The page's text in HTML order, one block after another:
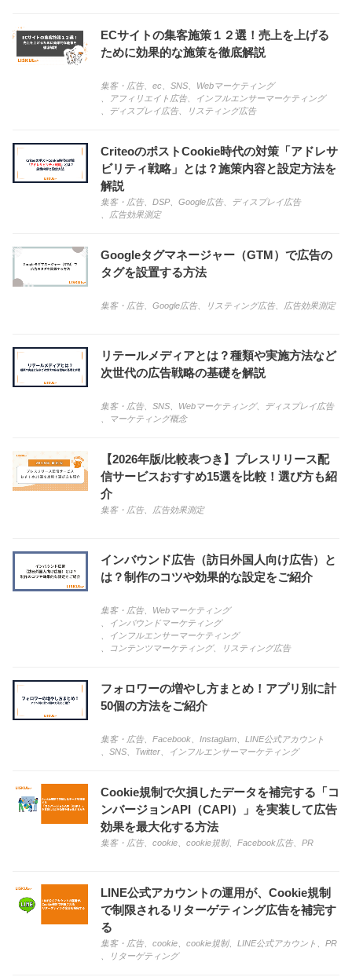
ECサイトの集客施策１２選！売上を上げる
ために効果的な施策を徹底解説
集客・広告、 ec SNS
Webマーケティング
アフィリエイト広告、
インフルエンサーマーケティング
ディスプレイ広告、 リスティング広告
CriteoのポストCookie時代の対策「アドレサ
ビリティ戦略」とは？施策内容と設定方法を
解説
集客・広告、 DSP Google広告、
ディスプレイ広告
広告効果測定
Googleタグマネージャー（GTM）で広告の
タグを設置する方法
集客・広告、 Google広告、 リスティング広告、 広告効果測定
リテールメディアとは？種類や実施方法など
次世代の広告戦略の基礎を解説
集客・広告、 SNS Webマーケティング、
ディスプレイ広告
マーケティング概念
【2026年版/比較表つき】プレスリリース配
信サービスおすすめ15選を比較！選び方も紹
介
集客・広告、 広告効果測定
インバウンド広告（訪日外国人向け広告）と
は？制作のコツや効果的な設定をご紹介
集客・広告、 Webマーケティング
インバウンドマーケティング
インフルエンサーマーケティング
コンテンツマーケティング、 リスティング広告
フォロワーの増やし方まとめ！アプリ別に計
50個の方法をご紹介
集客・広告、 Facebook Instaglam
LINE公式アカウント
SNS Twitter インフルエンサーマーケティング
Cookie規制で欠損したデータを補完する「コ
ンバージョンAPI（CAPI）」を実装して広告
効果を最大化する方法
集客・広告、 cookie cookie規制、 Facebook広告、 PR
LINE公式アカウントの運用が、Cookie規制
で制限されるリターゲティング広告を補完す
る
集客・広告、 cookie cookie規制、 LINE公式アカウント
PR
リターゲティング